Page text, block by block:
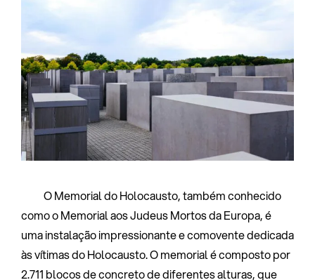
O Memorial do Holocausto, também conhecido
como o Memorial aos Judeus Mortos da Europa, é
uma instalação impressionante e comovente dedicada
às vítimas do Holocausto. O memorial é composto por
2.711 blocos de concreto de diferentes alturas, que